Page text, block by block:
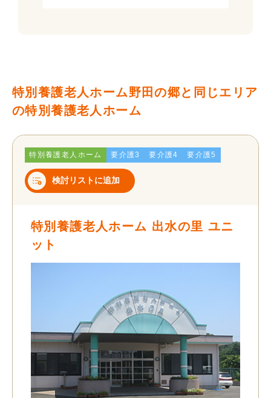
特別養護老人ホーム野田の郷と同じエリア
の特別養護老人ホーム
特別養護老人ホーム 要介護3 要介護4 要介護5
検討リストに追加
特別養護老人ホーム 出水の里 ユニ
ット